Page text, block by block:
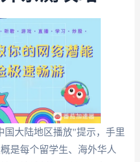
国大陆地区播放"提示，手里
是每个留学生、海外华人